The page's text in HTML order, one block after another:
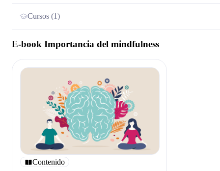
Cursos (1)
E-book Importancia del mindfulness
Contenido